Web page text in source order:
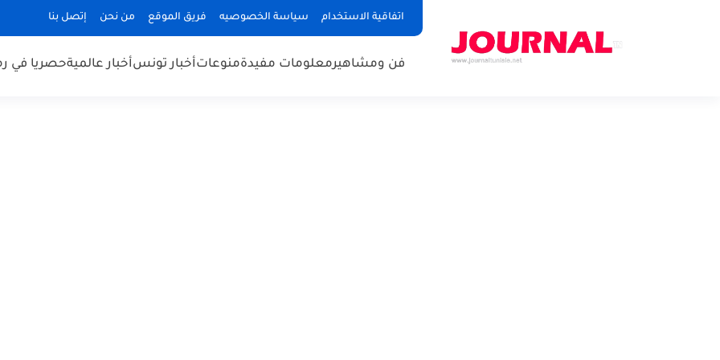
اتفاقية الاستخدام سياسة الخصوصيه فريق الموقع من نحن إتصل بنا
فن ومشاهيرمعلومات مفيدةمنوعاتأخبار تونسأخبار عالميةحصريا في